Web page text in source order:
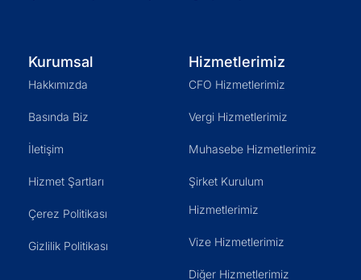
Kurumsal
Hakkımızda
Basında Biz
İletişim
Hizmet Şartları
Çerez Politikası
Gizlilik Politikası
Hizmetlerimiz
CFO Hizmetlerimiz
Vergi Hizmetlerimiz
Muhasebe Hizmetlerimiz
Şirket Kurulum
Hizmetlerimiz
Vize Hizmetlerimiz
Diğer Hizmetlerimiz